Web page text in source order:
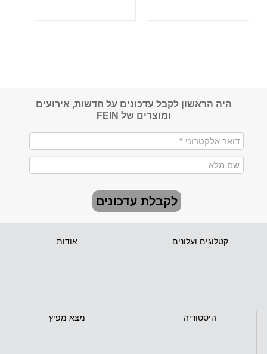
היה הראשון לקבל עדכונים על חדשות, אירועים
ומוצרים של FEIN
לקבלת עדכונים
קטלוגים ועלונים אודות
היסטוריה מצא מפיץ